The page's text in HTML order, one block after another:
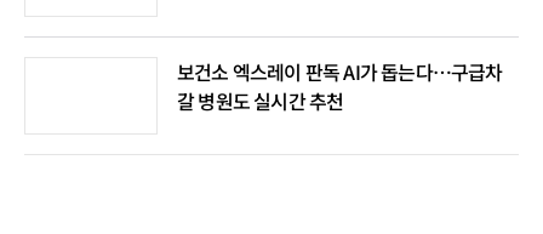
보건소 엑스레이 판독 AI가 돕는다…구급차
갈 병원도 실시간 추천